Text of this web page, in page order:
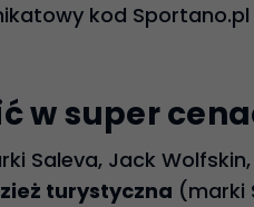
kod
w super
Saleva, Jack
turystyczna (marki